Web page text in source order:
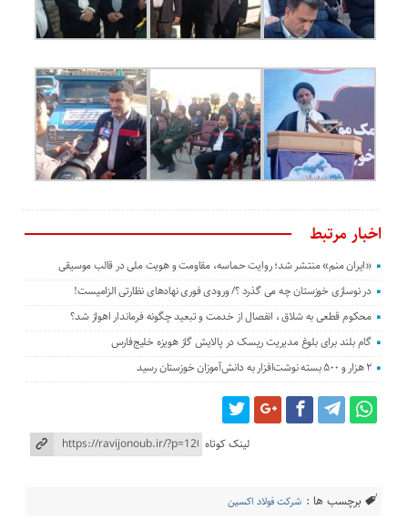
اخبار مرتبط
«ایران منم» منتشر شد؛ روایت حماسه، مقاومت و هویت ملی در قالب موسیقی
در نوسازی خوزستان چه می گذرد ؟/ ورودی فوری نهادهای نظارتی الزامیست!
محکوم قطعی به شلاق ، انفصال از خدمت و تبعید چگونه فرماندار اهواز شد؟
گام بلند برای بلوغ مدیریت ریسک در پالایش گاز هویزه خلیج‌فارس
۲ هزار و ۵۰۰ بسته نوشت‌افزار به دانش‌آموزان خوزستان رسید
لینک کوتاه
برچسب ها : شرکت فولاد اکسین